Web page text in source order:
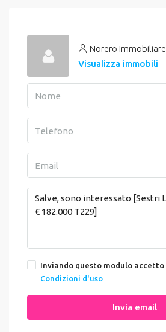
Norero Immobiliare
Visualizza immobili
Inviando questo modulo accetto
Condizioni d'uso
Invia email